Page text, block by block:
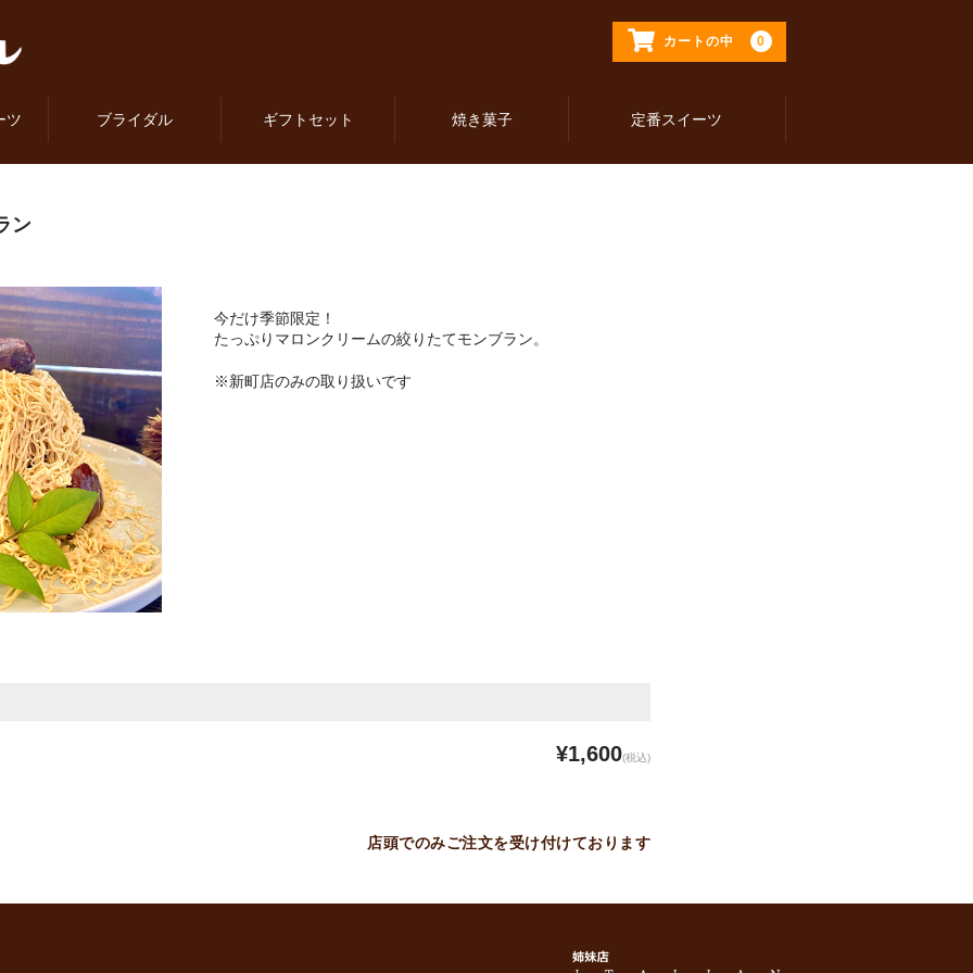
カートの中 0
ツ ブライダル ギフトセット 焼き菓子 定番スイーツ
ン
今だけ季節限定！
たっぷりマロンクリームの絞りたてモンブラン。
※新町店のみの取り扱いです
¥1,600(税込)